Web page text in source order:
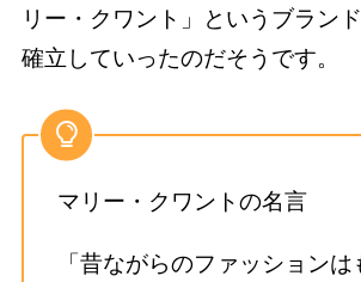
リー・クワント」というブラン
確立していったのだそうです。
マリー・クワントの名言
「昔ながらのファッションは